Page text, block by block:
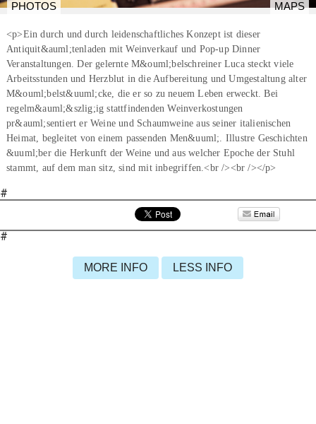
PHOTOS MAPS
<p>Ein durch und durch leidenschaftliches Konzept ist dieser
Antiquit&auml;tenladen mit Weinverkauf und Pop-up Dinner
Veranstaltungen. Der gelernte M&ouml;belschreiner Luca steckt viele
Arbeitsstunden und Herzblut in die Aufbereitung und Umgestaltung alter
M&ouml;belst&uuml;cke, die er so zu neuem Leben erweckt. Bei
regelm&auml;&szlig;ig stattfindenden Weinverkostungen
pr&auml;sentiert er Weine und Schaumweine aus seiner italienischen
Heimat, begleitet von einem passenden Men&uuml;. Illustre Geschichten
&uuml;ber die Herkunft der Weine und aus welcher Epoche der Stuhl
stammt, auf dem man sitz, sind mit inbegriffen.<br /><br /></p>
#
#
MORE INFO LESS INFO